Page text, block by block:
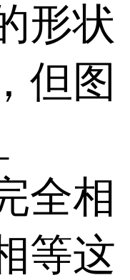
形状
但图
全相
等这